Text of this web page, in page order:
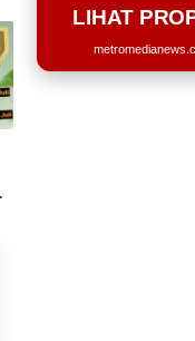
LIHAT